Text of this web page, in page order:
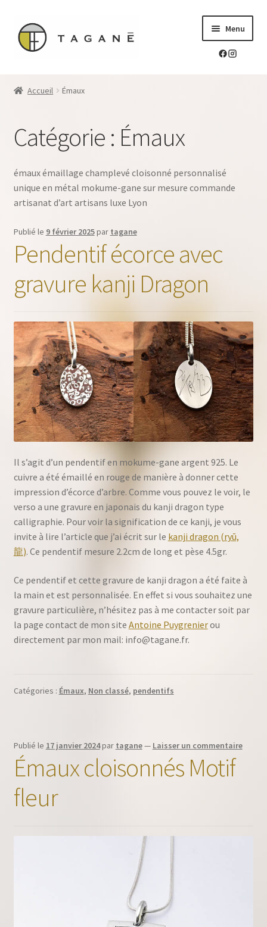
Aller
Aller
au
contenu
Menu
Blog Tagane
Curiosités en Mokume-gane
Articles-Infos
Alliances
Bague
pendentifs
chevalière
Boucles d’oreilles
Bracelets
pinces à cravate
Boutique
Ouvrir
le
enfant
Contact
Accueil Émaux
Catégorie : Émaux
émaux émaillage champlevé cloisonné personnalisé
unique en métal mokume-gane sur mesure commande
artisanat d’art artisans luxe Lyon
Publié le 9 février 2025par tagane
Pendentif écorce avec
gravure kanji Dragon
Il s’agit d’un pendentif en mokume-gane argent 925. Le
cuivre a été émaillé en rouge de manière à donner cette
impression d’écorce d’arbre. Comme vous pouvez le voir, le
verso a une gravure en japonais du kanji dragon type
calligraphie. Pour voir la signification de ce kanji, je vous
invite à lire l’article que j’ai écrit sur le kanji dragon (ryū,
龍). Ce pendentif mesure 2.2cm de long et pèse 4.5gr.
Ce pendentif et cette gravure de kanji dragon a été faite à
la main et est personnalisée. En effet si vous souhaitez une
gravure particulière, n’hésitez pas à me contacter soit par
la page contact de mon site Antoine Puygrenierou
directement par mon mail: info@tagane.fr.
Catégories : Émaux, Non classé, pendentifs
Publié le 17 janvier 2024par tagane— Laisser un commentaire
Émaux cloisonnés Motif
fleur